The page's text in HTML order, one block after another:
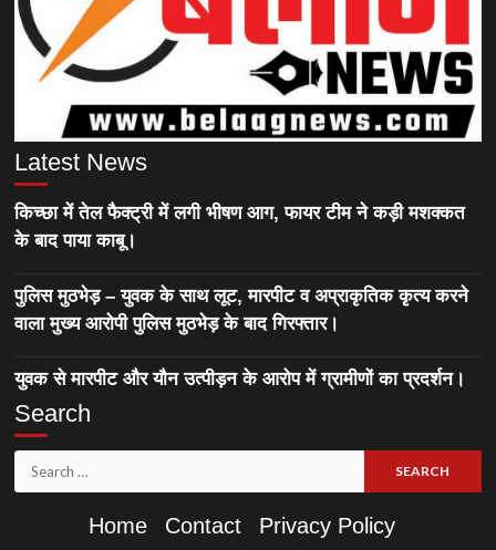
Latest News
किच्छा में तेल फैक्ट्री में लगी भीषण आग, फायर टीम ने कड़ी मशक्कत
के बाद पाया काबू।
पुलिस मुठभेड़ – युवक के साथ लूट, मारपीट व अप्राकृतिक कृत्य करने
वाला मुख्य आरोपी पुलिस मुठभेड़ के बाद गिरफ्तार।
युवक से मारपीट और यौन उत्पीड़न के आरोप में ग्रामीणों का प्रदर्शन।
Search
Search
for:
Home
Contact
Privacy Policy